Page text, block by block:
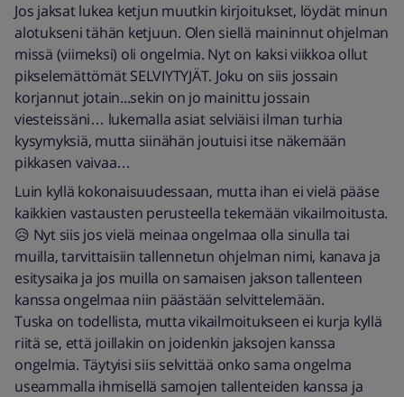
Jos jaksat lukea ketjun muutkin kirjoitukset, löydät minun
alotukseni tähän ketjuun. Olen siellä maininnut ohjelman
missä (viimeksi) oli ongelmia. Nyt on kaksi viikkoa ollut
pikselemättömät SELVIYTYJÄT. Joku on siis jossain
korjannut jotain...sekin on jo mainittu jossain
viesteissäni… lukemalla asiat selviäisi ilman turhia
kysymyksiä, mutta siinähän joutuisi itse näkemään
pikkasen vaivaa…
Luin kyllä kokonaisuudessaan, mutta ihan ei vielä pääse
kaikkien vastausten perusteella tekemään vikailmoitusta.
😥 Nyt siis jos vielä meinaa ongelmaa olla sinulla tai
muilla, tarvittaisiin tallennetun ohjelman nimi, kanava ja
esitysaika ja jos muilla on samaisen jakson tallenteen
kanssa ongelmaa niin päästään selvittelemään.
Tuska on todellista, mutta vikailmoitukseen ei kurja kyllä
riitä se, että joillakin on joidenkin jaksojen kanssa
ongelmia. Täytyisi siis selvittää onko sama ongelma
useammalla ihmisellä samojen tallenteiden kanssa ja